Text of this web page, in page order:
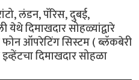
लंडन, पॅरिस, दुबई,
येथे दिमाखदार सोहळ्यांद्वारे
फोन ऑपरेटिंग सिस्टम ( ब्लॅकबेरी
दिमाखदार सोहळा